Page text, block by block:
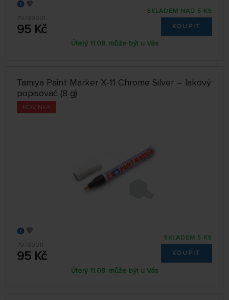
79789001
95 Kč
SKLADEM NAD 5 KS
KOUPIT
Úterý 11.08. může být u Vás
Tamiya Paint Marker X-11 Chrome Silver – lakový
popisovač (8 g)
NOVINKA
79789011
95 Kč
SKLADEM 5 KS
KOUPIT
Úterý 11.08. může být u Vás